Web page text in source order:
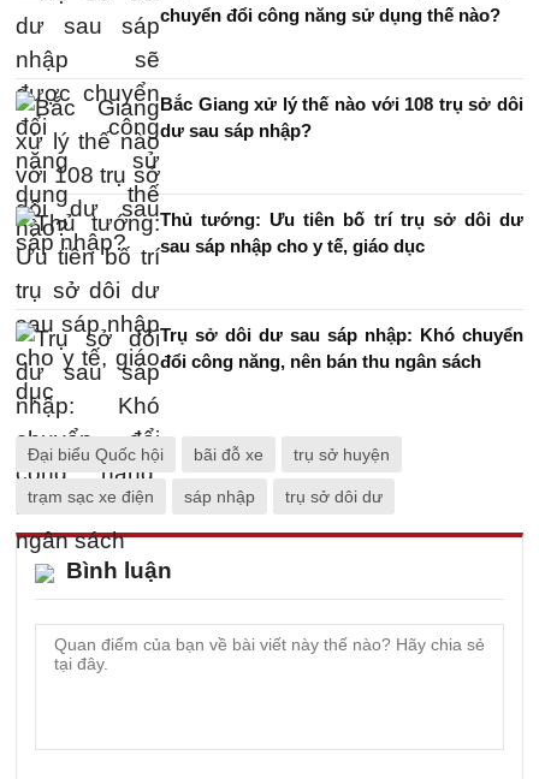
chuyển đổi công năng sử dụng thế nào?
Bắc Giang xử lý thế nào với 108 trụ sở dôi
dư sau sáp nhập?
Thủ tướng: Ưu tiên bố trí trụ sở dôi dư
sau sáp nhập cho y tế, giáo dục
Trụ sở dôi dư sau sáp nhập: Khó chuyển
đổi công năng, nên bán thu ngân sách
Đại biểu Quốc hội bãi đỗ xe trụ sở huyện
trạm sạc xe điện sáp nhập trụ sở dôi dư
Bình luận